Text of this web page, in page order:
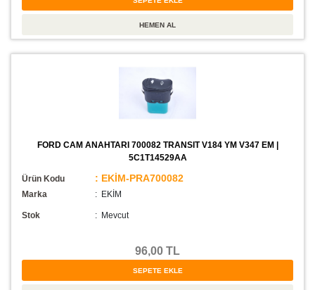
FORD CAM ANAHTARI 700082 TRANSIT V184 YM V347 EM |
5C1T14529AA
Ürün Kodu : EKİM-PRA700082
Marka : EKİM
Stok : Mevcut
96,00 TL